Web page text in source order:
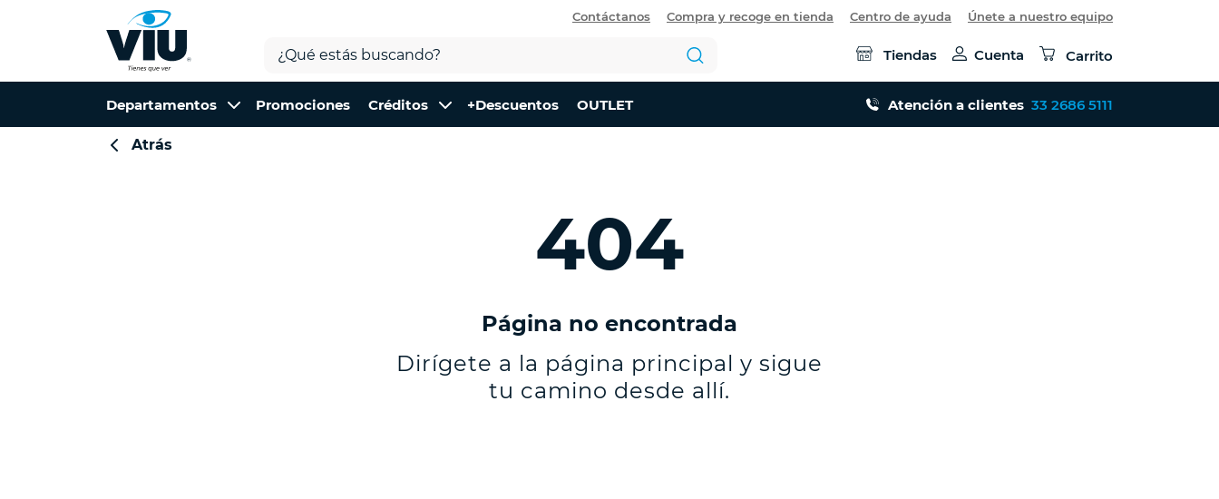
Contáctanos Compra y recoge en tienda Centro de ayuda Únete a nuestro equipo
Tiendas Cuenta Carrito
Departamentos Promociones Créditos +Descuentos OUTLET Atención a clientes 33 2686 5111
Atrás
404
Página no encontrada
Dirígete a la página principal y sigue
tu camino desde allí.